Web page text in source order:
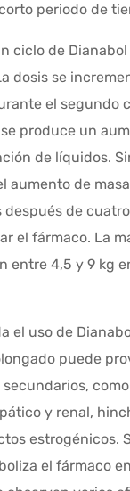
periodo de
ciclo de
dosis se
el segundo
produce un
de líquidos.
aumento de
de
el fármaco. La
entre 4,5 y 9 kg
el uso de
puede
y renal,
estrogénicos.
el fármaco en